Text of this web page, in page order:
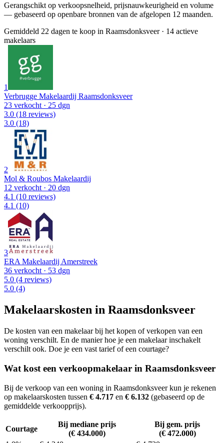
Gerangschikt op verkoopsnelheid, prijsnauwkeurigheid en volume
— gebaseerd op openbare bronnen van de afgelopen 12 maanden.
Gemiddeld 22 dagen te koop in Raamsdonksveer· 14 actieve
makelaars
1
Verbrugge Makelaardij Raamsdonksveer
23 verkocht · 25 dgn
3.0 (18 reviews)
3.0 (18)
2
Mol & Roubos Makelaardij
12 verkocht· 20 dgn
4.1 (10 reviews)
4.1 (10)
3
ERA Makelaardij Amerstreek
36 verkocht· 53 dgn
5.0 (4 reviews)
5.0 (4)
Makelaarskosten in Raamsdonksveer
De kosten van een makelaar bij het kopen of verkopen van een
woning verschilt. En de manier hoe je een makelaar inschakelt
verschilt ook. Doe je een vast tarief of een courtage?
Wat kost een verkoopmakelaar in Raamsdonksveer
Bij de verkoop van een woning in Raamsdonksveer kun je rekenen
op makelaarskosten tussen € 4.717 en € 6.132 (gebaseerd op de
gemiddelde verkoopprijs).
Courtage
Bij mediane prijs
(€ 434.000)
Bij gem. prijs
(€ 472.000)